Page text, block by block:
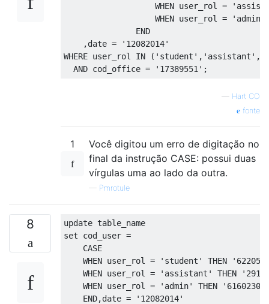
WHEN user_rol =
WHEN user_rol =
'admin'
END
,date =
'12082014'
WHERE user_rol IN ( 'student' , 'assistant' ,
AND cod_office = '17389551' ;
— Hart CO
fonte
1
Você digitou um erro de digitação no
final da instrução CASE: possui duas
vírgulas uma ao lado da outra.
— Pmrotule
8 update
set cod_user =
CASE
WHEN user_rol = 'student' THEN
WHEN user_rol = 'assistant' THEN
WHEN user_rol = 'admin' THEN '6160230'
END,date = '12082014'